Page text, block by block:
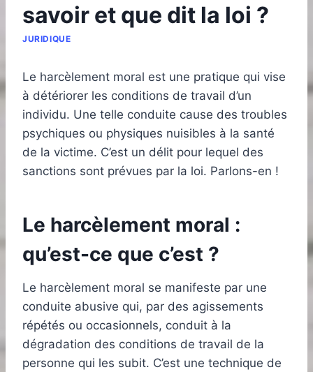
savoir et que dit la loi ?
JURIDIQUE
Le harcèlement moral est une pratique qui vise
à détériorer les conditions de travail d’un
individu. Une telle conduite cause des troubles
psychiques ou physiques nuisibles à la santé
de la victime. C’est un délit pour lequel des
sanctions sont prévues par la loi. Parlons-en !
Le harcèlement moral :
qu’est-ce que c’est ?
Le harcèlement moral se manifeste par une
conduite abusive qui, par des agissements
répétés ou occasionnels, conduit à la
dégradation des conditions de travail de la
personne qui les subit. C’est une technique de